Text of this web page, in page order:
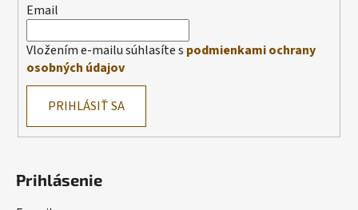
Email
Vložením e-mailu súhlasíte s podmienkami ochrany
osobných údajov
PRIHLÁSIŤ SA
Prihlásenie